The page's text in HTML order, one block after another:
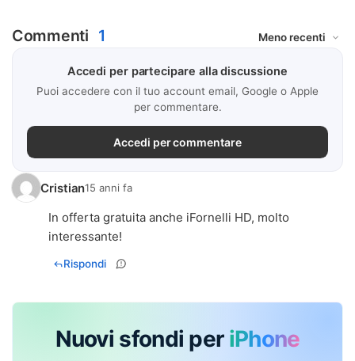
Commenti 1
Accedi per partecipare alla discussione
Puoi accedere con il tuo account email, Google o Apple
per commentare.
Accedi per commentare
Cristian15 anni fa
In offerta gratuita anche iFornelli HD, molto
interessante!
Rispondi
Nuovi sfondi per iPhone